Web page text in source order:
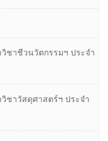
วิชาชีวนวัตกรรมฯ ประจํา
วิชาวัสดุศาสตร์ฯ ประจํา